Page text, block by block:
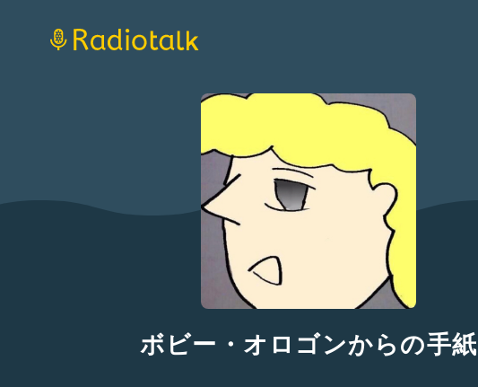
ボビー・オロゴンからの手紙